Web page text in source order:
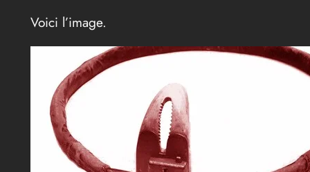
Voici l’image.